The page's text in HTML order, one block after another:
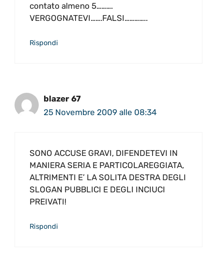
contato almeno 5……….
VERGOGNATEVI…….FALSI…………..
Rispondi
blazer 67
25 Novembre 2009 alle 08:34
SONO ACCUSE GRAVI, DIFENDETEVI IN
MANIERA SERIA E PARTICOLAREGGIATA,
ALTRIMENTI E’ LA SOLITA DESTRA DEGLI
SLOGAN PUBBLICI E DEGLI INCIUCI
PREIVATI!
Rispondi